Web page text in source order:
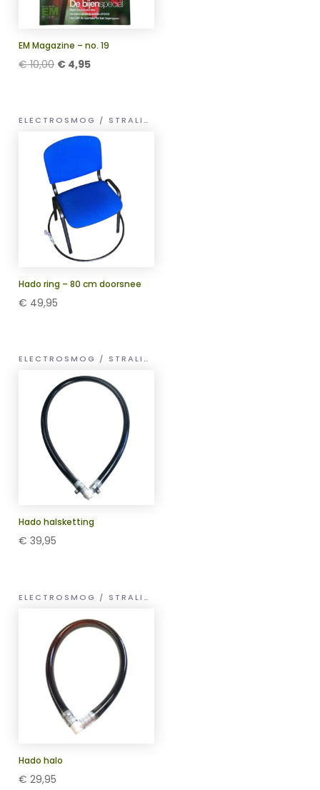
EM Magazine – no. 19
€10,00 Oorspronkelijke
€ 4,95Huidige
ELECTROSMOG / STRALING HULP
Hado ring – 80 cm doorsnee
€ 49,95
ELECTROSMOG / STRALING HULP
Hado halsketting
€ 39,95
ELECTROSMOG / STRALING HULP
Hado halo
€ 29,95